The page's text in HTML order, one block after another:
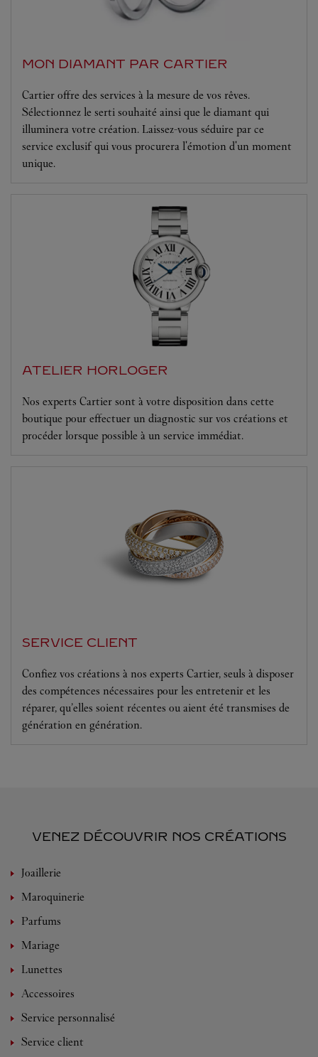
MON DIAMANT PAR CARTIER
Cartier offre des services à la mesure de vos rêves.
Sélectionnez le serti souhaité ainsi que le diamant qui
illuminera votre création. Laissez-vous séduire par ce
service exclusif qui vous procurera l'émotion d'un moment
unique.
ATELIER HORLOGER
Nos experts Cartier sont à votre disposition dans cette
boutique pour effectuer un diagnostic sur vos créations et
procéder lorsque possible à un service immédiat.
SERVICE CLIENT
Confiez vos créations à nos experts Cartier, seuls à disposer
des compétences nécessaires pour les entretenir et les
réparer, qu’elles soient récentes ou aient été transmises de
génération en génération.
VENEZ DÉCOUVRIR NOS CRÉATIONS
Joaillerie
Maroquinerie
Parfums
Mariage
Lunettes
Accessoires
Service personnalisé
Service client